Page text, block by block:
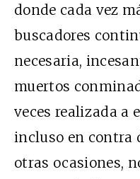
donde cada vez
buscadores
necesaria,
muertos
veces realizada a
incluso en contra
otras ocasiones,